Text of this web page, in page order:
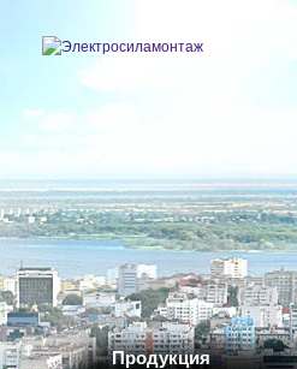
Продукция